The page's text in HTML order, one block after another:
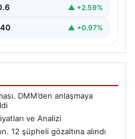
▲ +2.59%
▲ +0.97%
DMM’den anlaşmaya
ve Analizi
12 şüpheli gözaltına alındı